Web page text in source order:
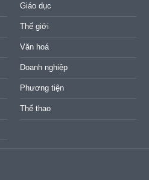
Giáo dục
Thế giới
Văn hoá
Doanh nghiệp
Phương tiện
Thể thao